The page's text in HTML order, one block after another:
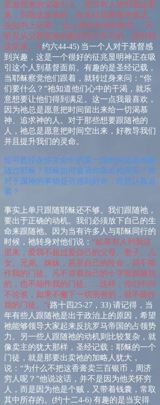
是差我来的父吸引人，就没有人能到我这里
来；到我这里来的，在末日我要使他复活。
先知书上记着：‘众人都必受神的教导。’凡
听见从父那里来的教训而又学习的，必到我
这里来。”(约六44-45) 当一个人对于基督感
到兴趣，这是一个很好的征兆显明神正在吸
引这个人到基督面前。有趣的是圣经记载，
当耶稣察觉他们跟着，就转过身来问：“你
们要什么？”祂知道他们心中的干渴，就乐
意想要让他们得到满足。这一点我最喜欢，
因为祂总是愿意把时间留出来给一切渴慕
神、追求神的人。对于那些想要跟随祂的
人，祂总是愿意把时间空出来，好教导我们
并且提升我们的灵命。
你可曾经在你生命中的某一段时间远远地跟
随过耶稣？耶稣如何邀请你靠近祂身旁？你
对于属神的事物是否感到好奇，而想认真追
索？
事实上单只跟随耶稣还不够。我们跟随祂，
要出于正确的动机。我们必须放下自己的生
命来跟随祂。因为当有许多人与耶稣同行的
时候，祂转身对他们说： “如果有人到我这
里来，爱我不超过爱自己的父母、妻子、儿
女、兄弟、姊妹，甚至自己的性命，就不能
作我的门徒。凡不背着自己的十字架跟随我
的，也不能作我的门徒。…这样，你们中间
不论谁，如果不撇下一切所有的，就不能作
我的门徒。”(路十四25-27 ， 33) 请记得，当
年有些人跟随祂是出于政治上的原因，希望
祂能够领导大家起来反抗罗马帝国的占领势
力。另一些人跟随祂的动机则比较复杂，就
像卖主的犹大那样，圣经记载：耶稣的一个
门徒，就是那要出卖祂的加略人犹大，
说：“为什么不把这香膏卖三百银币，周济
穷人呢？”他说这话，并不是因为他关怀穷
人，而是因为他是个贼，又带着钱囊，常取
其中所存的。 (约十二4-6) 有趣的是当安得